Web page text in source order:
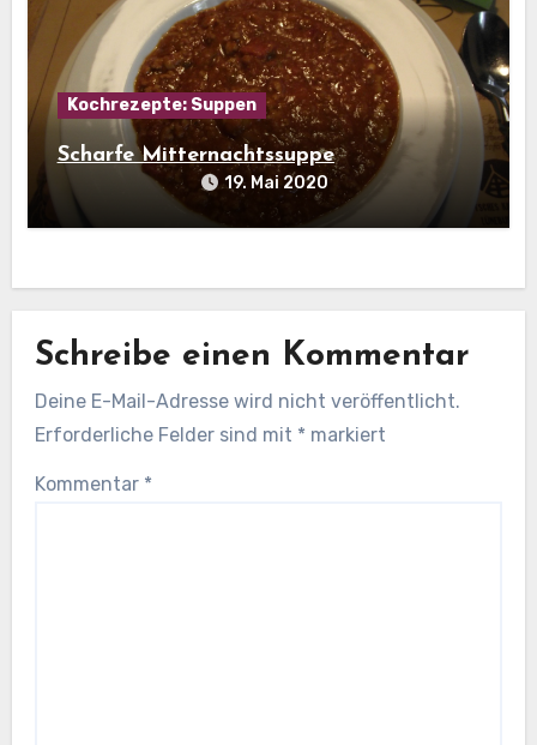
Kochrezepte: Suppen
Scharfe Mitternachtssuppe
19. Mai 2020
Schreibe einen Kommentar
Deine E-Mail-Adresse wird nicht veröffentlicht.
Erforderliche Felder sind mit * markiert
Kommentar *